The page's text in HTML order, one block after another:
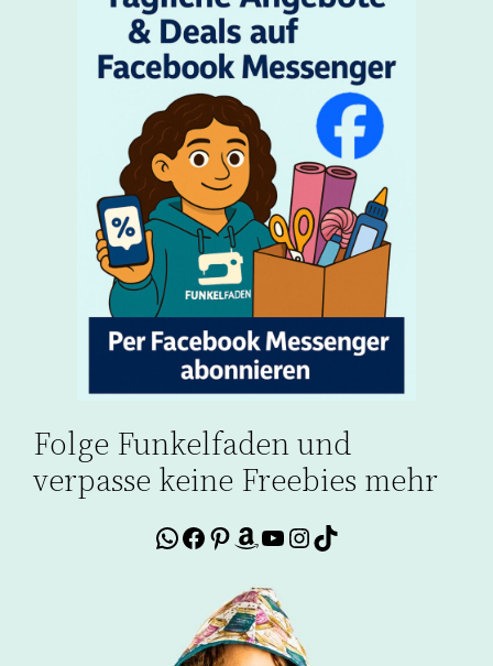
Folge Funkelfaden und
verpasse keine Freebies mehr
WhatsApp
Facebook
Pinterest
Amazon
YouTube
Instagram
TikTok